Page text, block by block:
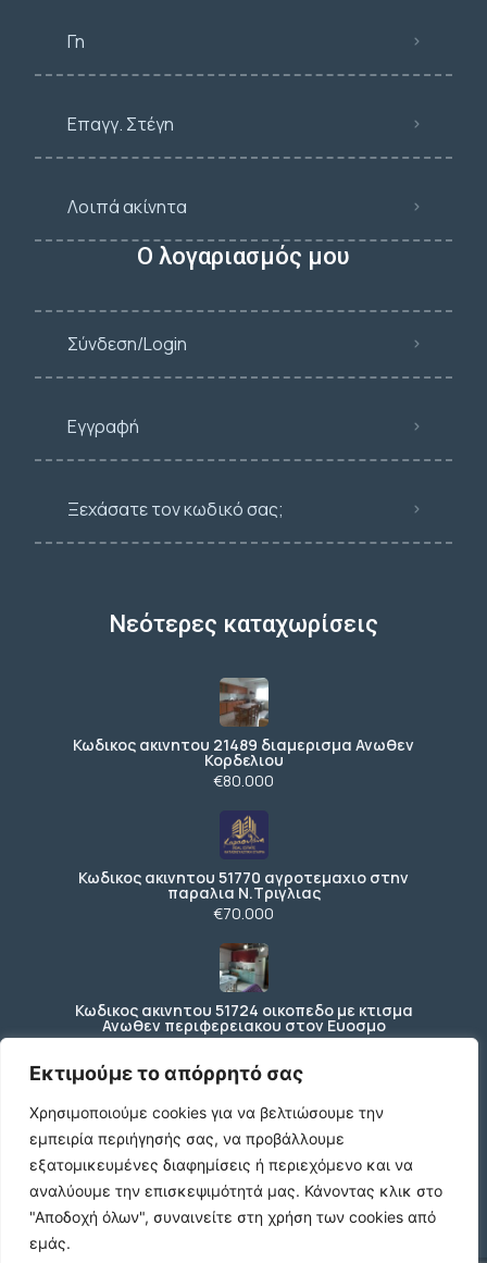
Εκτιμούμε το απόρρητό σας
Χρησιμοποιούμε cookies για να βελτιώσουμε την
εμπειρία περιήγησής σας, να προβάλλουμε
εξατομικευμένες διαφημίσεις ή περιεχόμενο και να
αναλύουμε την επισκεψιμότητά μας. Κάνοντας κλικ στο
"Αποδοχή όλων", συναινείτε στη χρήση των cookies από
εμάς.
Γη
Επαγγ. Στέγη
Λοιπά ακίνητα
Ο λογαριασμός μου
Σύνδεση/Login
Εγγραφή
Ξεχάσατε τον κωδικό σας;
Νεότερες καταχωρίσεις
Κωδικος ακινητου 21489 διαμερισμα Ανωθεν
Κορδελιου
€80.000
Κωδικος ακινητου 51770 αγροτεμαχιο στην
παραλια Ν.Τριγλιας
€70.000
Κωδικος ακινητου 51724 οικοπεδο με κτισμα
Ανωθεν περιφερειακου στον Ευοσμο
Ενοικιάζεται ισόγειο κατάστημα 200 τ.μ. με
197 τ.μ. εξωτερικό χώρο ΚΩΔ4270
€3.000 /μήνα